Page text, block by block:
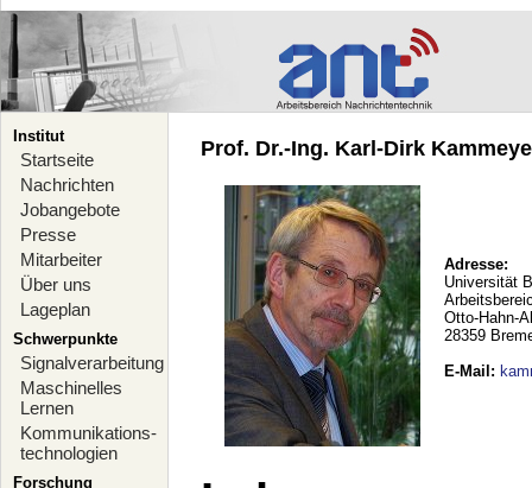
Institut
Startseite
Nachrichten
Jobangebote
Presse
Mitarbeiter
Über uns
Lageplan
Schwerpunkte
Signalverarbeitung
Maschinelles
Lernen
Kommunikations-
technologien
Forschung
Prof. Dr.-Ing. Karl-Dirk
Adresse:
Universität
Otto-Hahn-
28359
E-Mail :